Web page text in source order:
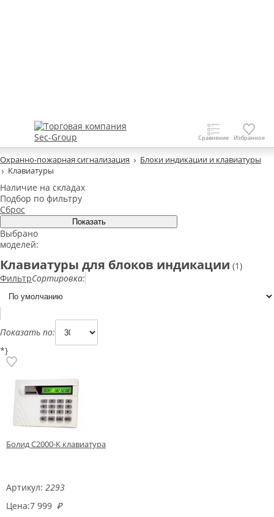
Охранно-пожарная сигнализация
Блоки индикации и клавиатуры
Клавиатуры
Наличие на складах
Подбор по фильтру
Сброс
Выбрано
моделей:
Клавиатуры для блоков индикации (1)
ФильтрСортировка:
Показать по:
*}
Болид С2000-К клавиатура
Артикул: 2293
Цена:7 999 ₽